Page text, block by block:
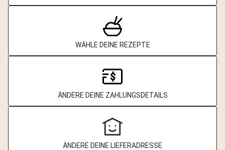
WÄHLE DEINE REZEPTE
ÄNDERE DEINE ZAHLUNGSDETAILS
ÄNDERE DEINE LIEFERADRESSE